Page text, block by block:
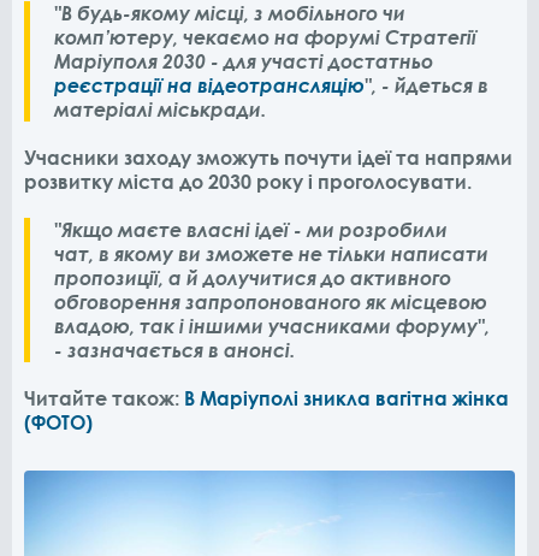
"В будь-якому місці, з мобільного чи
комп’ютеру, чекаємо на форумі Стратегії
Маріуполя 2030 - для участі достатньо
реєстрації на відеотрансляцію", - йдеться в
матеріалі міськради.
Учасники заходу зможуть почути ідеї та напрями
розвитку міста до 2030 року і проголосувати.
"Якщо маєте власні ідеї - ми розробили
чат, в якому ви зможете не тільки написати
пропозиції, а й долучитися до активного
обговорення запропонованого як місцевою
владою, так і іншими учасниками форуму",
- зазначається в анонсі.
Читайте також: В Маріуполі зникла вагітна жінка
(ФОТО)